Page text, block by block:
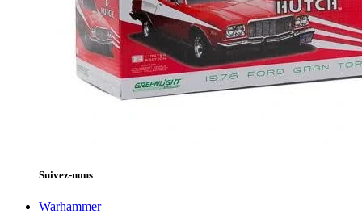
Suivez-nous
Warhammer